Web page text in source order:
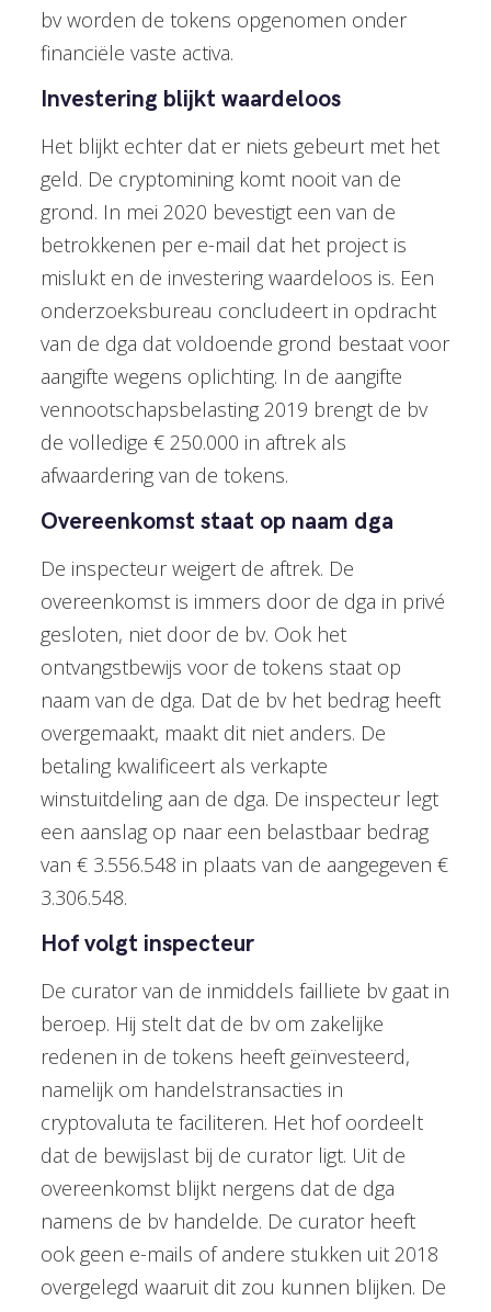
bv worden de tokens opgenomen onder
financiële vaste activa.
Investering blijkt waardeloos
Het blijkt echter dat er niets gebeurt met het
geld. De cryptomining komt nooit van de
grond. In mei 2020 bevestigt een van de
betrokkenen per e-mail dat het project is
mislukt en de investering waardeloos is. Een
onderzoeksbureau concludeert in opdracht
van de dga dat voldoende grond bestaat voor
aangifte wegens oplichting. In de aangifte
vennootschapsbelasting 2019 brengt de bv
de volledige € 250.000 in aftrek als
afwaardering van de tokens.
Overeenkomst staat op naam dga
De inspecteur weigert de aftrek. De
overeenkomst is immers door de dga in privé
gesloten, niet door de bv. Ook het
ontvangstbewijs voor de tokens staat op
naam van de dga. Dat de bv het bedrag heeft
overgemaakt, maakt dit niet anders. De
betaling kwalificeert als verkapte
winstuitdeling aan de dga. De inspecteur legt
een aanslag op naar een belastbaar bedrag
van € 3.556.548 in plaats van de aangegeven €
3.306.548.
Hof volgt inspecteur
De curator van de inmiddels failliete bv gaat in
beroep. Hij stelt dat de bv om zakelijke
redenen in de tokens heeft geïnvesteerd,
namelijk om handelstransacties in
cryptovaluta te faciliteren. Het hof oordeelt
dat de bewijslast bij de curator ligt. Uit de
overeenkomst blijkt nergens dat de dga
namens de bv handelde. De curator heeft
ook geen e-mails of andere stukken uit 2018
overgelegd waaruit dit zou kunnen blijken. De